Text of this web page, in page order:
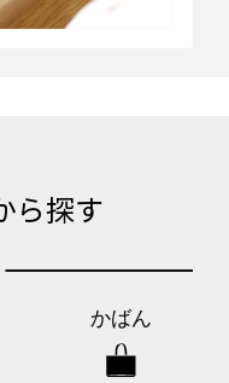
ら探す
かばん